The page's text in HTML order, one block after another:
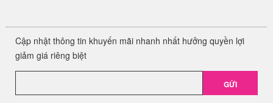
Cập nhật thông tin khuyến mãi nhanh nhất hưởng quyền lợi
giảm giá riêng biệt
GỬI